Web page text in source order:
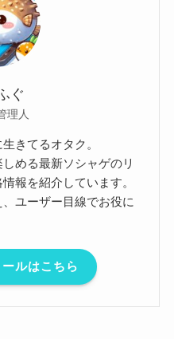
ぐ
理人
きてるオタク。
める最新ソシャゲのリ
報を紹介しています。
ユーザー目線でお役に
ルはこちら